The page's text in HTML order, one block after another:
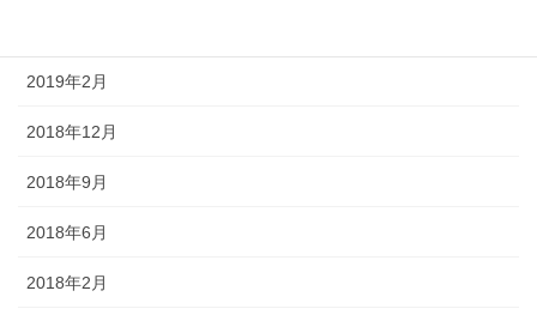
2019年2月
2018年12月
2018年9月
2018年6月
2018年2月